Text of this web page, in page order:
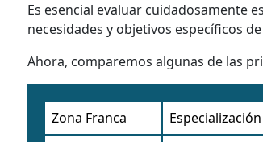
Es esencial evaluar cuidadosamente
necesidades y objetivos específicos
Ahora, comparemos algunas de las
Zona Franca Especialización